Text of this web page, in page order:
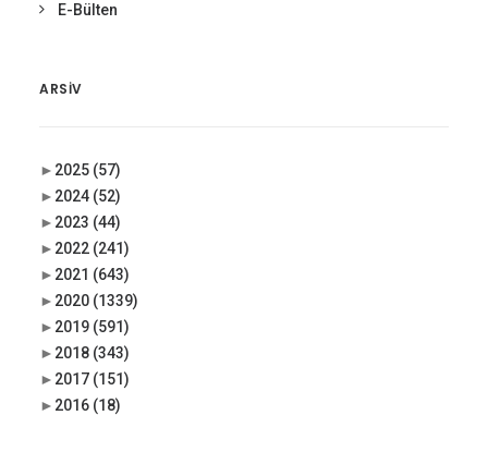
E-Bülten
ARSIV
► 2025 (57)
► 2024 (52)
► 2023 (44)
► 2022 (241)
► 2021 (643)
► 2020 (1339)
► 2019 (591)
► 2018 (343)
► 2017 (151)
► 2016 (18)